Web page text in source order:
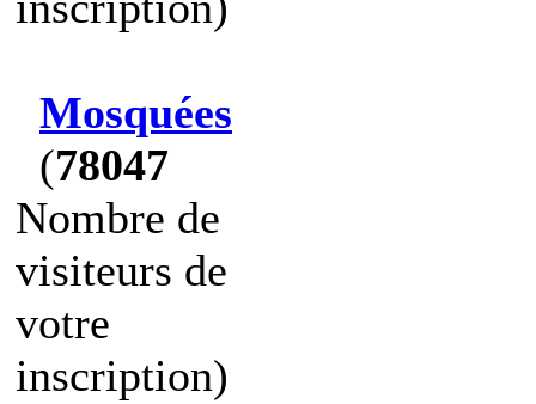
Mosquées
(78047
Nombre de
visiteurs de
votre
inscription)